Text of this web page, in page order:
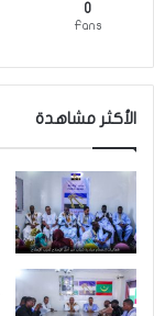
0
Fans
الأكثر مشاهدة